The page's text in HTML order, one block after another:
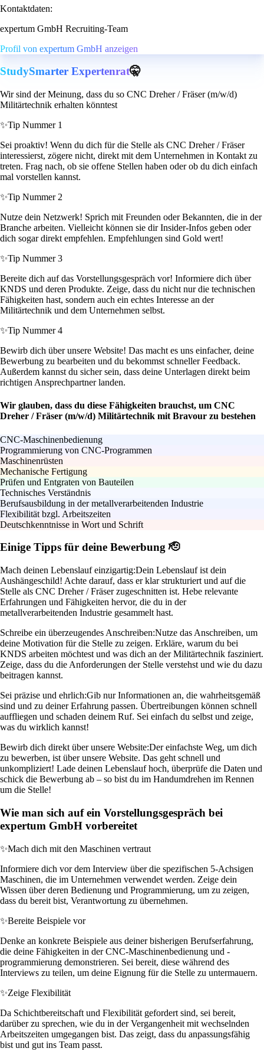
Kontaktdaten:
expertum GmbH Recruiting-Team
Profil von expertum GmbH anzeigen
StudySmarter Expertenrat🤫
Wir sind der Meinung, dass du so CNC Dreher / Fräser (m/w/d)
Militärtechnik erhalten könntest
✨Tip Nummer 1
Sei proaktiv! Wenn du dich für die Stelle als CNC Dreher / Fräser
interessierst, zögere nicht, direkt mit dem Unternehmen in Kontakt zu
treten. Frag nach, ob sie offene Stellen haben oder ob du dich einfach
mal vorstellen kannst.
✨Tip Nummer 2
Nutze dein Netzwerk! Sprich mit Freunden oder Bekannten, die in der
Branche arbeiten. Vielleicht können sie dir Insider-Infos geben oder
dich sogar direkt empfehlen. Empfehlungen sind Gold wert!
✨Tip Nummer 3
Bereite dich auf das Vorstellungsgespräch vor! Informiere dich über
KNDS und deren Produkte. Zeige, dass du nicht nur die technischen
Fähigkeiten hast, sondern auch ein echtes Interesse an der
Militärtechnik und dem Unternehmen selbst.
✨Tip Nummer 4
Bewirb dich über unsere Website! Das macht es uns einfacher, deine
Bewerbung zu bearbeiten und du bekommst schneller Feedback.
Außerdem kannst du sicher sein, dass deine Unterlagen direkt beim
richtigen Ansprechpartner landen.
Wir glauben, dass du diese Fähigkeiten brauchst, um CNC
Dreher / Fräser (m/w/d) Militärtechnik mit Bravour zu bestehen
CNC-Maschinenbedienung
Programmierung von CNC-Programmen
Maschinenrüsten
Mechanische Fertigung
Prüfen und Entgraten von Bauteilen
Technisches Verständnis
Berufsausbildung in der metallverarbeitenden Industrie
Flexibilität bzgl. Arbeitszeiten
Deutschkenntnisse in Wort und Schrift
Einige Tipps für deine Bewerbung 🫡
Mach deinen Lebenslauf einzigartig:Dein Lebenslauf ist dein
Aushängeschild! Achte darauf, dass er klar strukturiert und auf die
Stelle als CNC Dreher / Fräser zugeschnitten ist. Hebe relevante
Erfahrungen und Fähigkeiten hervor, die du in der
metallverarbeitenden Industrie gesammelt hast.
Schreibe ein überzeugendes Anschreiben:Nutze das Anschreiben, um
deine Motivation für die Stelle zu zeigen. Erkläre, warum du bei
KNDS arbeiten möchtest und was dich an der Militärtechnik fasziniert.
Zeige, dass du die Anforderungen der Stelle verstehst und wie du dazu
beitragen kannst.
Sei präzise und ehrlich:Gib nur Informationen an, die wahrheitsgemäß
sind und zu deiner Erfahrung passen. Übertreibungen können schnell
auffliegen und schaden deinem Ruf. Sei einfach du selbst und zeige,
was du wirklich kannst!
Bewirb dich direkt über unsere Website:Der einfachste Weg, um dich
zu bewerben, ist über unsere Website. Das geht schnell und
unkompliziert! Lade deinen Lebenslauf hoch, überprüfe die Daten und
schick die Bewerbung ab – so bist du im Handumdrehen im Rennen
um die Stelle!
Wie man sich auf ein Vorstellungsgespräch bei
expertum GmbH vorbereitet
✨Mach dich mit den Maschinen vertraut
Informiere dich vor dem Interview über die spezifischen 5-Achsigen
Maschinen, die im Unternehmen verwendet werden. Zeige dein
Wissen über deren Bedienung und Programmierung, um zu zeigen,
dass du bereit bist, Verantwortung zu übernehmen.
✨Bereite Beispiele vor
Denke an konkrete Beispiele aus deiner bisherigen Berufserfahrung,
die deine Fähigkeiten in der CNC-Maschinenbedienung und -
programmierung demonstrieren. Sei bereit, diese während des
Interviews zu teilen, um deine Eignung für die Stelle zu untermauern.
✨Zeige Flexibilität
Da Schichtbereitschaft und Flexibilität gefordert sind, sei bereit,
darüber zu sprechen, wie du in der Vergangenheit mit wechselnden
Arbeitszeiten umgegangen bist. Das zeigt, dass du anpassungsfähig
bist und gut ins Team passt.